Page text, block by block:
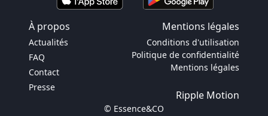
À propos Mentions légales
Actualités
FAQ
Contact
Presse
Conditions d'utilisation
Politique de confidentialité
Mentions légales
Ripple Motion
© Essence&CO